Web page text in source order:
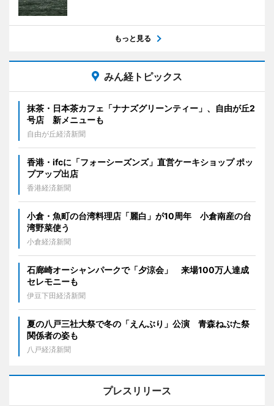
もっと見る
みん経トピックス
抹茶・日本茶カフェ「ナナズグリーンティー」、自由が丘2
号店 新メニューも
自由が丘経済新聞
香港・ifcに「フォーシーズンズ」直営ケーキショップ ポッ
プアップ出店
香港経済新聞
小倉・魚町の台湾料理店「麗白」が10周年 小倉南産の台
湾野菜使う
小倉経済新聞
石廊崎オーシャンパークで「夕涼会」 来場100万人達成
セレモニーも
伊豆下田経済新聞
夏の八戸三社大祭で冬の「えんぶり」公演 青森ねぶた祭
関係者の姿も
八戸経済新聞
プレスリリース